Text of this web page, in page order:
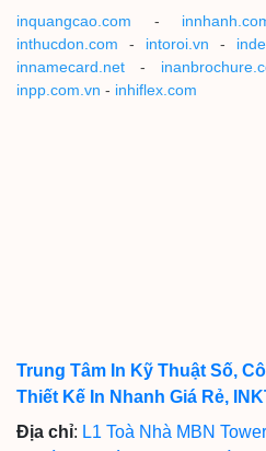
inquangcao.com -
inthucdon.com - intoroi.vn -
innamecard.net -
inpp.com.vn - inhiflex.com
Trung Tâm In Kỹ Thuật Số,
Thiết Kế In Nhanh Giá Rẻ,
Địa chỉ: L1 Toà Nhà MBN